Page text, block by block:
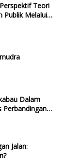
Teori
Publik Melalui
di
Dalam
Perbandingan
Jalan: